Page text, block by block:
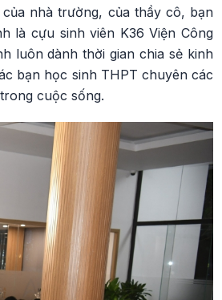
nhà trường, của thầy cô, bạn
là cựu sinh viên K36 Viện Công
luôn dành thời gian chia sẻ kinh
bạn học sinh THPT chuyên các
cuộc sống.